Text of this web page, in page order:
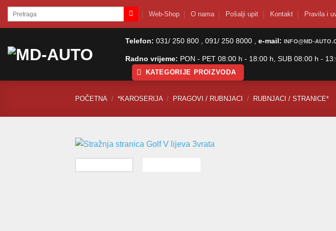
SkipPretraži: Web-Shop O nama Pošalji upit Kontakt Pravila i
Telefon: 031/ 250 800 , 091/ 250 8000 , e-mail: INFO@MD-
Radno vrijeme: PON - PET 08:00 h - 18:00 h, SUB 08:00 h -
KATEGORIJE PROIZVODA
POČETNA / *KAROSERIJA / PRAGOVI / RUBNJACI / RUBNJACI / STRANICE*